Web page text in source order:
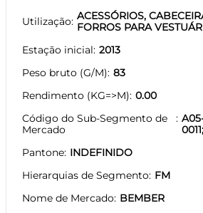
Utilização ACESSÓRIOS,
FORROS PARA
Estação inicial 2013
Peso bruto (G/M) 83
Rendimento (KG=>M) 0.00
Código do Sub-Segmento de
Mercado
Pantone INDEFINIDO
Hierarquias de Segmento FM
Nome de Mercado BEMBER